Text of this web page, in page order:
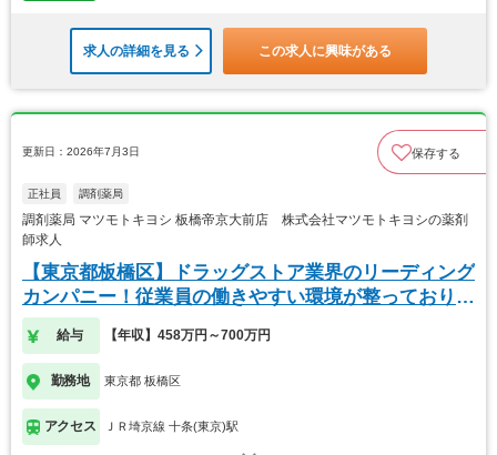
求人の詳細を見る この求人に興味がある
更新日：2026年7月3日 保存する
正社員 調剤薬局
調剤薬局 マツモトキヨシ 板橋帝京大前店 株式会社マツモトキヨシの薬剤
師求人
【東京都板橋区】ドラッグストア業界のリーディング
カンパニー！従業員の働きやすい環境が整っておりま
す！
給与 【年収】458万円～700万円
勤務地 東京都 板橋区
アクセス ＪＲ埼京線 十条(東京)駅